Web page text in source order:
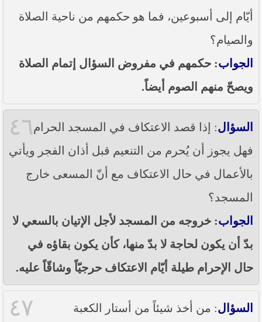
أيّام إلى أسبوعين، فما هو حكمهم من ناحية الصلاة
والصيام؟
الجواب: حكمهم في مفروض السؤال إتمام الصلاة
ويصحّ منهم الصوم أيضاً.
٤٦ السؤال: إذا قصد الاعتكاف في المسجد الحرام
فهل يجوز أن يُحرم من التنعيم قبل أذان الفجر ويأتي
بالأعمال في حال الاعتكاف مع أنّ المسعى خارج
المسجد؟
الجواب: خروجه من المسجد لأجل الإتيان بالسعي لا
بدّ أن يكون لحاجة لا بدّ منها، كأن يكون بقاؤه في
حال الإحرام طيلة أيّام الاعتكاف حرجيّاً وشاقّاً عليه.
٤٧ السؤال: من أخذ شيئاً من أستار الكعبة